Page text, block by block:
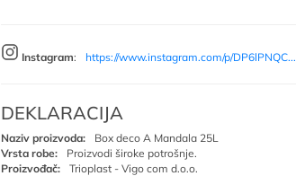
Instagram: https://www.instagram.com/p/DP6lPNQC...
DEKLARACIJA
Naziv proizvoda:
Box deco A Mandala 25L
Vrsta robe:
Proizvodi široke potrošnje.
Proizvođač:
Trioplast - Vigo com d.o.o.